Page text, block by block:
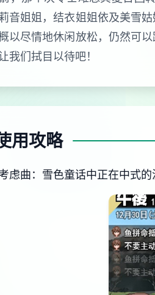
音姐姐，结衣姐姐依及美雪
以尽情地休闲放松，仍然可
我们拭目以待吧！
用攻略
虑曲：雪色童话中正在中式